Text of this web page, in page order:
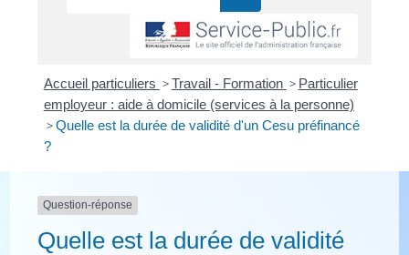
Accueil particuliers >Travail - Formation > Particulier
employeur : aide à domicile (services à la personne)
>Quelle est la durée de validité d'un Cesu préfinancé
?
Question-réponse
Quelle est la durée de validité